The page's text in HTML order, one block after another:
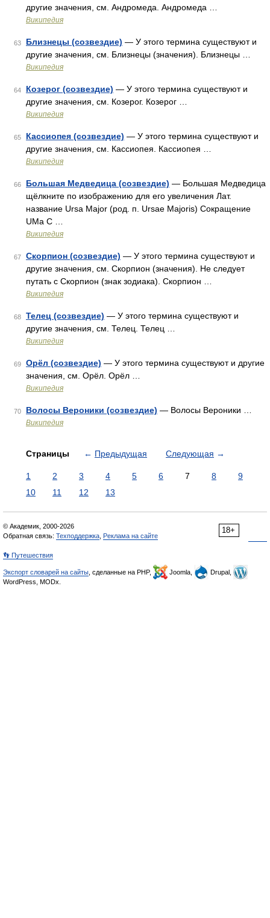
другие значения, см. Андромеда. Андромеда …
Википедия
63 Близнецы (созвездие) — У этого термина существуют и
другие значения, см. Близнецы (значения). Близнецы …
Википедия
64 Козерог (созвездие) — У этого термина существуют и
другие значения, см. Козерог. Козерог …
Википедия
65 Кассиопея (созвездие) — У этого термина существуют и
другие значения, см. Кассиопея. Кассиопея …
Википедия
66 Большая Медведица (созвездие) — Большая Медведица
щёлкните по изображению для его увеличения Лат.
название Ursa Major (род. п. Ursae Majoris) Сокращение
UMa С …
Википедия
67 Скорпион (созвездие) — У этого термина существуют и
другие значения, см. Скорпион (значения). Не следует
путать с Скорпион (знак зодиака). Скорпион …
Википедия
68 Телец (созвездие) — У этого термина существуют и
другие значения, см. Телец. Телец …
Википедия
69 Орёл (созвездие) — У этого термина существуют и другие
значения, см. Орёл. Орёл …
Википедия
70 Волосы Вероники (созвездие) — Волосы Вероники …
Википедия
Страницы ← Предыдущая Следующая →
1 2 3 4 5 6 7 8
9
10
11 12 13
18+
© Академик, 2000-2026
Обратная связь: Техподдержка Реклама на сайте
👣 Путешествия
Экспорт словарей на сайты , сделанные на PHP, Joomla,
Drupal,
WordPress, MODx.